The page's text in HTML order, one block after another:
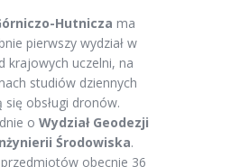
Hutnicza ma
pierwszy wydział w
krajowych uczelni, na
studiów dziennych
się obsługi dronów.
o Wydział Geodezji
Środowiska.
obecnie 36